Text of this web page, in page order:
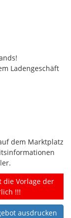
Ladengeschäft
dem Marktplatz
die Vorlage der
!!!
ausdrucken